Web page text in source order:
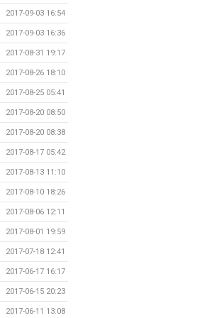
2017-09-03 16:54
2017-09-03 16:36
2017-08-31 19:17
2017-08-26 18:10
2017-08-25 05:41
2017-08-20 08:50
2017-08-20 08:38
2017-08-17 05:42
2017-08-13 11:10
2017-08-10 18:26
2017-08-06 12:11
2017-08-01 19:59
2017-07-18 12:41
2017-06-17 16:17
2017-06-15 20:23
2017-06-11 13:08